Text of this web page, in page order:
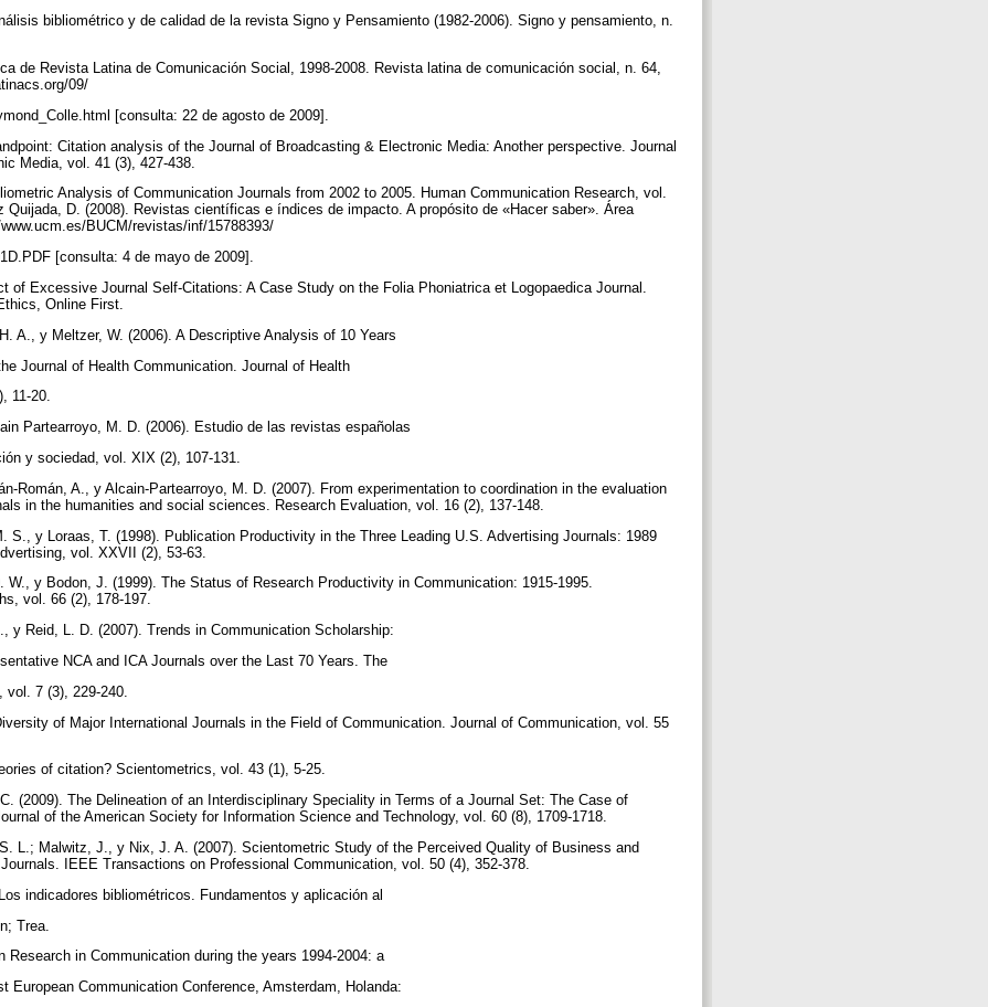
bibliométrico y de calidad de la revista Signo y Pensamiento (1982-2006). Signo y pensamiento, n.
de Revista Latina de Comunicación Social, 1998-2008. Revista latina de comunicación social, n. 64,
09/
[consulta: 22 de agosto de 2009].
Citation analysis of the Journal of Broadcasting & Electronic Media: Another perspective. Journal
Media, vol. 41 (3), 427-438.
Analysis of Communication Journals from 2002 to 2005. Human Communication Research, vol.
Quijada, D. (2008). Revistas científicas e índices de impacto. A propósito de «Hacer saber». Área
BUCM/revistas/inf/15788393/
[consulta: 4 de mayo de 2009].
of Excessive Journal Self-Citations: A Case Study on the Folia Phoniatrica et Logopaedica Journal.
Online First.
A., y Meltzer, W. (2006). A Descriptive Analysis of 10 Years
Journal of Health Communication. Journal of Health
11-20.
Partearroyo, M. D. (2006). Estudio de las revistas españolas
y sociedad, vol. XIX (2), 107-131.
Román, A., y Alcain-Partearroyo, M. D. (2007). From experimentation to coordination in the evaluation
in the humanities and social sciences. Research Evaluation, vol. 16 (2), 137-148.
S., y Loraas, T. (1998). Publication Productivity in the Three Leading U.S. Advertising Journals: 1989
vol. XXVII (2), 53-63.
y Bodon, J. (1999). The Status of Research Productivity in Communication: 1915-1995.
vol. 66 (2), 178-197.
y Reid, L. D. (2007). Trends in Communication Scholarship:
NCA and ICA Journals over the Last 70 Years. The
vol. 7 (3), 229-240.
of Major International Journals in the Field of Communication. Journal of Communication, vol. 55
of citation? Scientometrics, vol. 43 (1), 5-25.
(2009). The Delineation of an Interdisciplinary Speciality in Terms of a Journal Set: The Case of
of the American Society for Information Science and Technology, vol. 60 (8), 1709-1718.
S. L.; Malwitz, J., y Nix, J. A. (2007). Scientometric Study of the Perceived Quality of Business and
IEEE Transactions on Professional Communication, vol. 50 (4), 352-378.
indicadores bibliométricos. Fundamentos y aplicación al
Trea.
Research in Communication during the years 1994-2004: a
European Communication Conference, Amsterdam, Holanda: